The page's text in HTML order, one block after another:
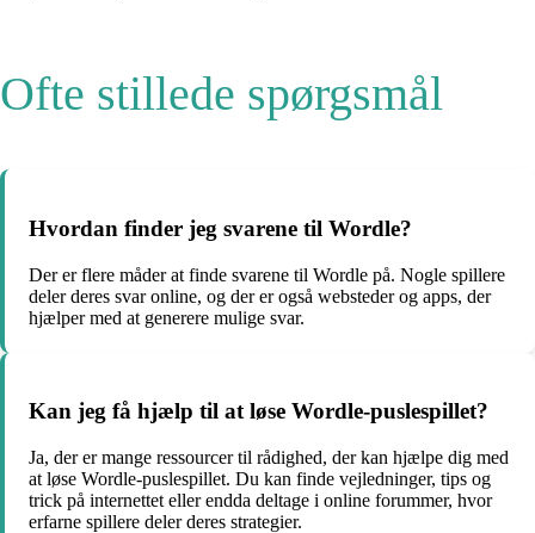
Ofte stillede spørgsmål
Hvordan finder jeg svarene til Wordle?
Der er flere måder at finde svarene til Wordle på. Nogle spillere
deler deres svar online, og der er også websteder og apps, der
hjælper med at generere mulige svar.
Kan jeg få hjælp til at løse Wordle-puslespillet?
Ja, der er mange ressourcer til rådighed, der kan hjælpe dig med
at løse Wordle-puslespillet. Du kan finde vejledninger, tips og
trick på internettet eller endda deltage i online forummer, hvor
erfarne spillere deler deres strategier.